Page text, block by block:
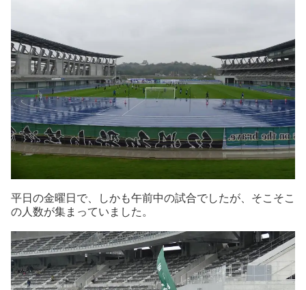
平日の金曜日で、しかも午前中の試合でしたが、そこそこ
の人数が集まっていました。